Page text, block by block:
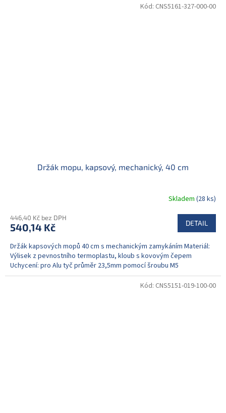
Držák mopu, kapsový, mechanický, 40 cm
Skladem (28 ks)
446,40 Kč bez DPH
540,14 Kč DETAIL
Držák kapsových mopů 40 cm s mechanickým zamykáním Materiál:
Výlisek z pevnostního termoplastu, kloub s kovovým čepem
Uchycení: pro Alu tyč průměr 23,5mm pomocí šroubu M5
Kód: CNS5161-327-000-00
Kód: CNS5151-019-100-00